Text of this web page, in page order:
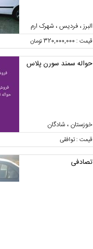
البرز ، فردیس ، شهرک ارم
قیمت : 320,000,000 تومان
حواله سمند سورن پلاس
خوزستان ، شادگان
قیمت : توافقی
تصادفی